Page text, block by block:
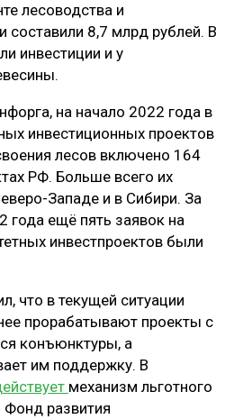
лесоводства и
составили 8,7 млрд рублей. В
инвестиции и у
на начало 2022 года в
инвестиционных проектов
лесов включено 164
РФ. Больше всего их
Западе и в Сибири. За
года ещё пять заявок на
инвестпроектов были
что в текущей ситуации
прорабатывают проекты с
конъюнктуры, а
им поддержку. В
механизм льготного
Фонд развития